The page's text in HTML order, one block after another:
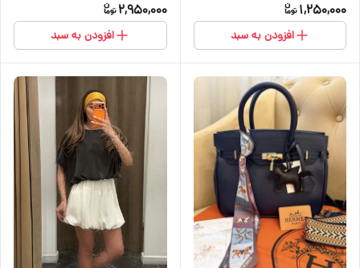
1,250,000
افزودن به سبد
2,950,000
افزودن به سبد